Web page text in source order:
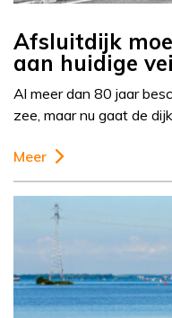
Afsluitdijk
aan huidige
Al meer dan 80 jaar
zee, maar nu gaat de
Meer